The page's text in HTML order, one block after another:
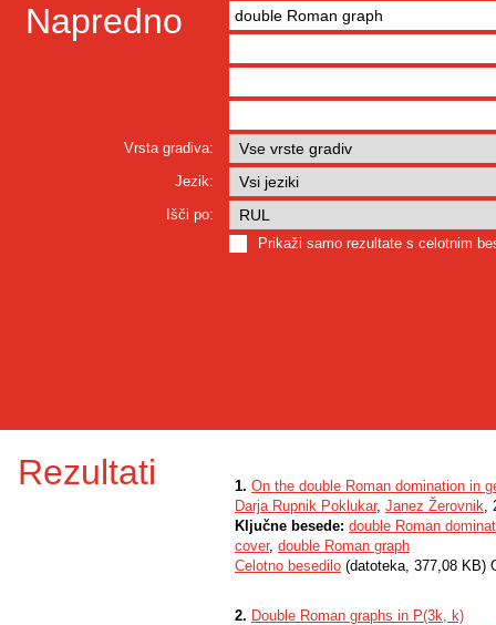
Napredno
Vrsta gradiva:
Jezik:
Išči po:
Prikaži samo rezultate s celotnim
Rezultati 1. On the double Roman domination in
Darja Rupnik Poklukar, Janez Žerovnik,
Ključne besede: double Roman
cover, double Roman graph
Celotno besedilo (datoteka, 377,08 KB)
2. Double Roman graphs in P(3k, k)